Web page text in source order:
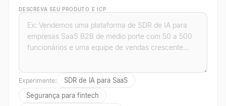
DESCREVA SEU PRODUTO E ICP
Experimente:
SDR de IA para SaaS
Segurança para fintech